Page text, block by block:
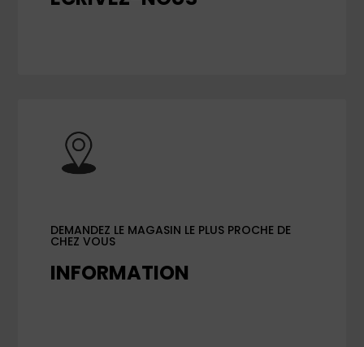
DEMANDEZ LE MAGASIN LE PLUS PROCHE DE
CHEZ VOUS
INFORMATION